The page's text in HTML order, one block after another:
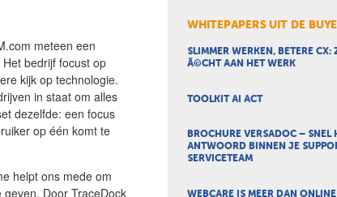
meteen een
bedrijf focust op
kijk op technologie.
in staat om alles
dezelfde: een focus
op één komt te
helpt ons mede om
Door TraceDock
WHITEPAPERS UIT DE
SLIMMER WERKEN, BETERE CX:
Ã©CHT AAN HET WERK
TOOLKIT AI ACT
BROCHURE VERSADOC – SNEL
ANTWOORD BINNEN JE
SERVICETEAM
WEBCARE IS MEER DAN ONLINE